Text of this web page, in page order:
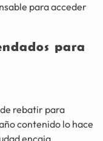
para acceder
para
rebatir para
contenido lo hace